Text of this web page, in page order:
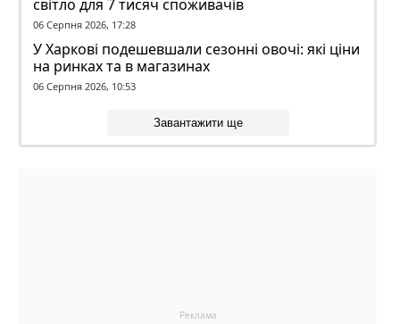
світло для 7 тисяч споживачів
06 Серпня 2026, 17:28
У Харкові подешевшали сезонні овочі: які ціни
на ринках та в магазинах
06 Серпня 2026, 10:53
Завантажити ще